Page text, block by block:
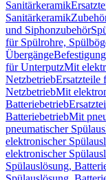
Sanitärkeramik
Sanitärkeramik
und Siphonzubehör
für Spülrohre,
Übergänge
für UnterputzMit
NetzbetriebErsatzteile
NetzbetriebMit
Batteriebetrieb
BatteriebetriebMit
pneumatischer
elektronischer
elektronischer
Spülauslösung,